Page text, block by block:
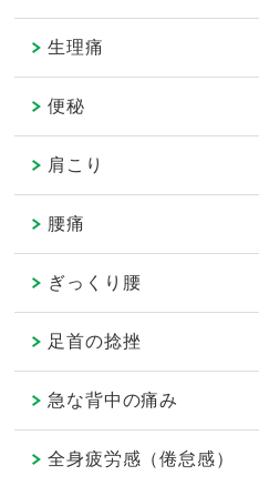
生理痛
便秘
肩こり
腰痛
ぎっくり腰
足首の捻挫
急な背中の痛み
全身疲労感（倦怠感）